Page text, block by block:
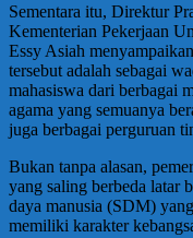
Sementara itu, Direktur
Kementerian Pekerjaan
Essy Asiah
tersebut adalah sebagai
mahasiswa dari berbagai
agama yang semuanya
juga berbagai perguruan
Bukan tanpa alasan,
yang saling berbeda latar
daya manusia (SDM)
memiliki karakter